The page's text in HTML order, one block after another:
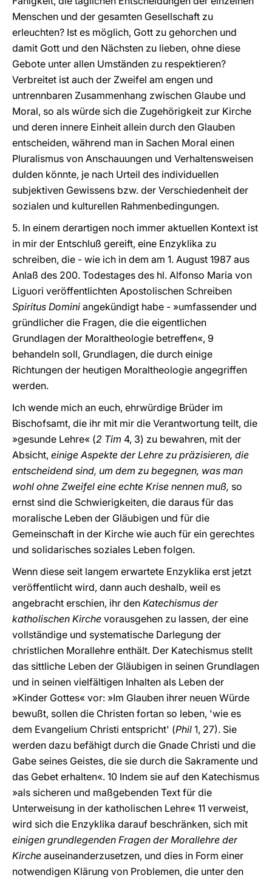
Menschen und der gesamten Gesellschaft zu
erleuchten? Ist es möglich, Gott zu gehorchen und
damit Gott und den Nächsten zu lieben, ohne diese
Gebote unter allen Umständen zu respektieren?
Verbreitet ist auch der Zweifel am engen und
untrennbaren Zusammenhang zwischen Glaube und
Moral, so als würde sich die Zugehörigkeit zur Kirche
und deren innere Einheit allein durch den Glauben
entscheiden, während man in Sachen Moral einen
Pluralismus von Anschauungen und Verhaltensweisen
dulden könnte, je nach Urteil des individuellen
subjektiven Gewissens bzw. der Verschiedenheit der
sozialen und kulturellen Rahmenbedingungen.
5. In einem derartigen noch immer aktuellen Kontext ist
in mir der Entschluß gereift, eine Enzyklika zu
schreiben, die - wie ich in dem am 1. August 1987 aus
Anlaß des 200. Todestages des hl. Alfonso Maria von
Liguori veröffentlichten Apostolischen Schreiben
Spiritus Domini angekündigt habe - »umfassender und
gründlicher die Fragen, die die eigentlichen
Grundlagen der Moraltheologie betreffen«, 9
behandeln soll, Grundlagen, die durch einige
Richtungen der heutigen Moraltheologie angegriffen
werden.
Ich wende mich an euch, ehrwürdige Brüder im
Bischofsamt, die ihr mit mir die Verantwortung teilt, die
»gesunde Lehre« (2 Tim 4, 3) zu bewahren, mit der
Absicht, einige Aspekte der Lehre zu präzisieren, die
entscheidend sind, um dem zu begegnen, was man
wohl ohne Zweifel eine echte Krise nennen muß, so
ernst sind die Schwierigkeiten, die daraus für das
moralische Leben der Gläubigen und für die
Gemeinschaft in der Kirche wie auch für ein gerechtes
und solidarisches soziales Leben folgen.
Wenn diese seit langem erwartete Enzyklika erst jetzt
veröffentlicht wird, dann auch deshalb, weil es
angebracht erschien, ihr den Katechismus der
katholischen Kirche vorausgehen zu lassen, der eine
vollständige und systematische Darlegung der
christlichen Morallehre enthält. Der Katechismus stellt
das sittliche Leben der Gläubigen in seinen Grundlagen
und in seinen vielfältigen Inhalten als Leben der
»Kinder Gottes« vor: »Im Glauben ihrer neuen Würde
bewußt, sollen die Christen fortan so leben, 'wie es
dem Evangelium Christi entspricht' (Phil 1, 27). Sie
werden dazu befähigt durch die Gnade Christi und die
Gabe seines Geistes, die sie durch die Sakramente und
das Gebet erhalten«. 10 Indem sie auf den Katechismus
»als sicheren und maßgebenden Text für die
Unterweisung in der katholischen Lehre« 11 verweist,
wird sich die Enzyklika darauf beschränken, sich mit
einigen grundlegenden Fragen der Morallehre der
Kirche auseinanderzusetzen, und dies in Form einer
notwendigen Klärung von Problemen, die unter den